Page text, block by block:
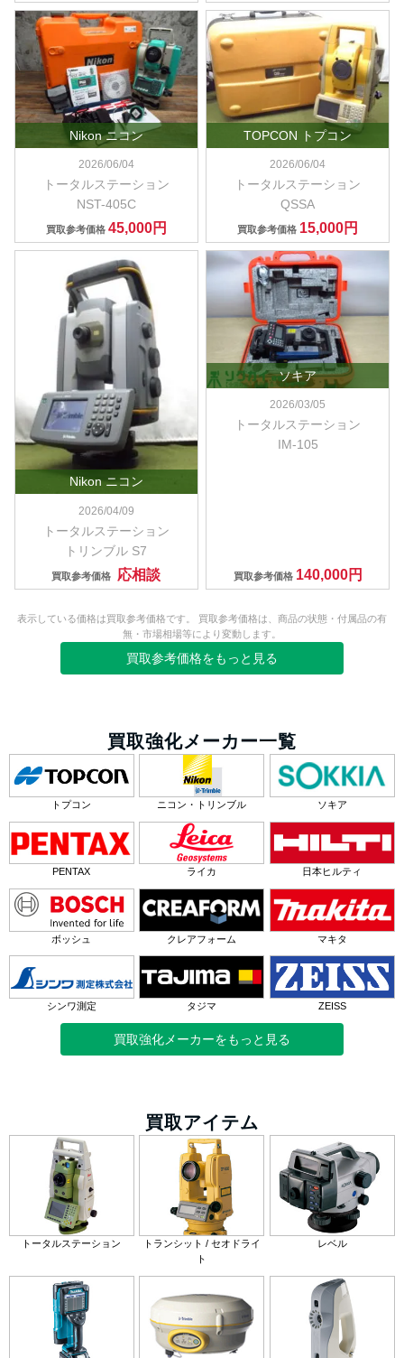
Nikon ニコン
2026/06/04
トータルステーション
NST-405C
買取参考価格 45,000円
TOPCON トプコン
2026/06/04
トータルステーション
QSSA
買取参考価格 15,000円
Nikon ニコン
2026/04/09
トータルステーション
トリンブル S7
買取参考価格 応相談
ソキア
2026/03/05
トータルステーション
IM-105
買取参考価格 140,000円
表示している価格は買取参考価格です。 買取参考価格は、商品の状態・付属品の有
無・市場相場等により変動します。
買取参考価格をもっと見る
買取強化メーカー一覧
トプコン ニコン・トリンブル ソキア
PENTAX ライカ 日本ヒルティ
ボッシュ クレアフォーム マキタ
シンワ測定 タジマ ZEISS
買取強化メーカーをもっと見る
買取アイテム
トータルステーション
トランシット / セオドライ
ト
レベル